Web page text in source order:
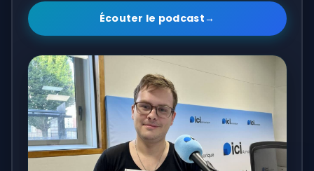
Écouter le podcast→